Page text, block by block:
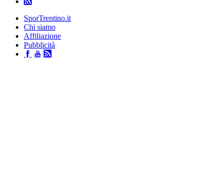
SporTrentino.it
Chi siamo
Affiliazione
Pubblicità